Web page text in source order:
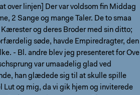
over linjen] Der var voldsom fin Middag
2 Sange og mange Taler. De to smaa
og deres Broder med sin ditto;
søde, havde Empiredragter, den
- Bl. andre blev jeg presenteret for Ove
var umaadelig glad ved
han glædede sig til at skulle spille
Lut og mig, da vi gik hjem og inviterede